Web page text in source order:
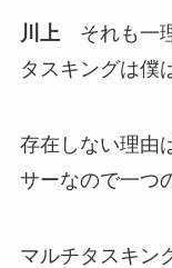
川上それも一理
タスキングは僕
存在しない理由
サーなので一つ
マルチタスキン